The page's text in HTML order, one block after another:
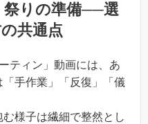
祭りの準備──選
共通点
ティン」動画には、あ
手作業」「反復」「儀
様子は繊細で整然とし